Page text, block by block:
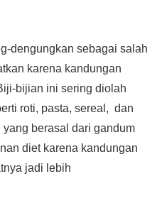
k
dengungkan sebagai salah
karena kandungan
bijian ini sering diolah
roti, pasta, sereal, dan
berasal dari gandum
diet karena kandungan
jadi lebih